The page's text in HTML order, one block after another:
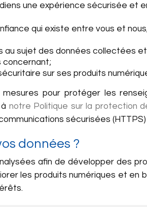
une expérience sécurisée et
qui existe entre vous et
au sujet des données collectées et
concernant;
sur ses produits
pour protéger les
notre Politique sur la protection
sécurisées
données ?
afin de développer des
les produits numériques et